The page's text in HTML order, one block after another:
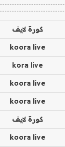
كورة لايف
koora live
kora live
koora live
koora live
كورة لايف
koora live